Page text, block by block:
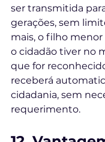
ser transmitida
gerações, sem
mais, o filho menor
o cidadão tiver no
que for
receberá
cidadania, sem
requerimento.